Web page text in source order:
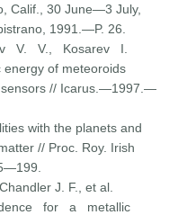
Calif., 30 June—3 July,
1991.—P. 26.
V. V., Kosarev I.
of meteoroids
sensors // Icarus.—1997.—
with the planets and
// Proc. Roy. Irish
J. F., et al.
for a metallic